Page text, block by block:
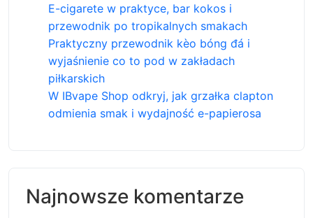
E-cigarete w praktyce, bar kokos i
przewodnik po tropikalnych smakach
Praktyczny przewodnik kèo bóng đá i
wyjaśnienie co to pod w zakładach
piłkarskich
W IBvape Shop odkryj, jak grzałka clapton
odmienia smak i wydajność e-papierosa
Najnowsze komentarze